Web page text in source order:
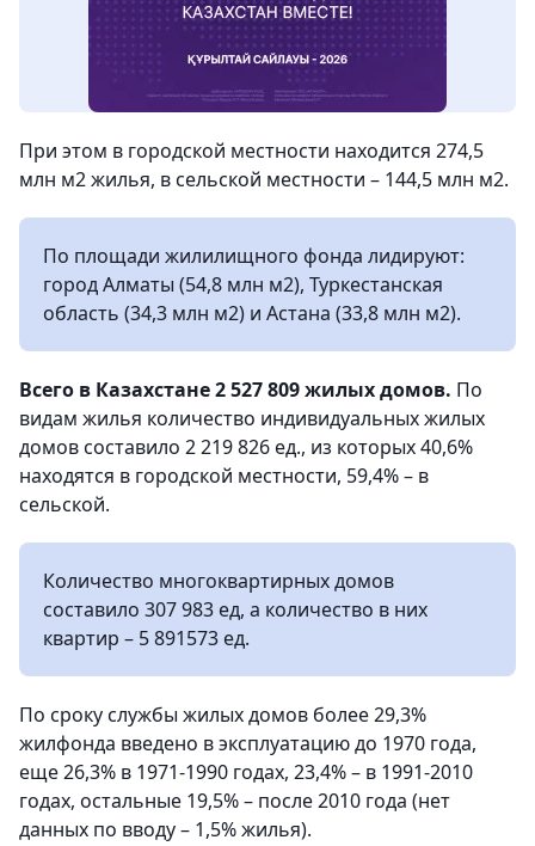
При этом в городской местности находится 274,5
млн м2 жилья, в сельской местности – 144,5 млн м2.
По площади жилилищного фонда лидируют:
город Алматы (54,8 млн м2), Туркестанская
область (34,3 млн м2) и Астана (33,8 млн м2).
Всего в Казахстане 2 527 809 жилых домов. По
видам жилья количество индивидуальных жилых
домов составило 2 219 826 ед., из которых 40,6%
находятся в городской местности, 59,4% – в
сельской.
Количество многоквартирных домов
составило 307 983 ед, а количество в них
квартир – 5 891573 ед.
По сроку службы жилых домов более 29,3%
жилфонда введено в эксплуатацию до 1970 года,
еще 26,3% в 1971-1990 годах, 23,4% – в 1991-2010
годах, остальные 19,5% – после 2010 года (нет
данных по вводу – 1,5% жилья).